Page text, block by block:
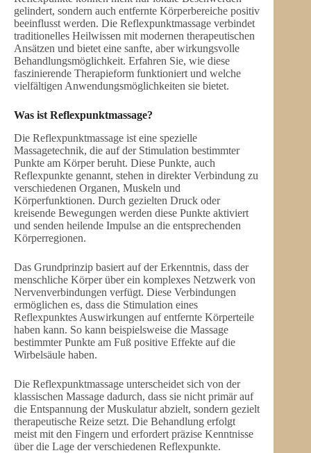
gelindert, sondern auch entfernte Körperbereiche positiv
beeinflusst werden. Die Reflexpunktmassage verbindet
traditionelles Heilwissen mit modernen therapeutischen
Ansätzen und bietet eine sanfte, aber wirkungsvolle
Behandlungsmöglichkeit. Erfahren Sie, wie diese
faszinierende Therapieform funktioniert und welche
vielfältigen Anwendungsmöglichkeiten sie bietet.
Was ist Reflexpunktmassage?
Die Reflexpunktmassage ist eine spezielle
Massagetechnik, die auf der Stimulation bestimmter
Punkte am Körper beruht. Diese Punkte, auch
Reflexpunkte genannt, stehen in direkter Verbindung zu
verschiedenen Organen, Muskeln und
Körperfunktionen. Durch gezielten Druck oder
kreisende Bewegungen werden diese Punkte aktiviert
und senden heilende Impulse an die entsprechenden
Körperregionen.
Das Grundprinzip basiert auf der Erkenntnis, dass der
menschliche Körper über ein komplexes Netzwerk von
Nervenverbindungen verfügt. Diese Verbindungen
ermöglichen es, dass die Stimulation eines
Reflexpunktes Auswirkungen auf entfernte Körperteile
haben kann. So kann beispielsweise die Massage
bestimmter Punkte am Fuß positive Effekte auf die
Wirbelsäule haben.
Die Reflexpunktmassage unterscheidet sich von der
klassischen Massage dadurch, dass sie nicht primär auf
die Entspannung der Muskulatur abzielt, sondern gezielt
therapeutische Reize setzt. Die Behandlung erfolgt
meist mit den Fingern und erfordert präzise Kenntnisse
über die Lage der verschiedenen Reflexpunkte.